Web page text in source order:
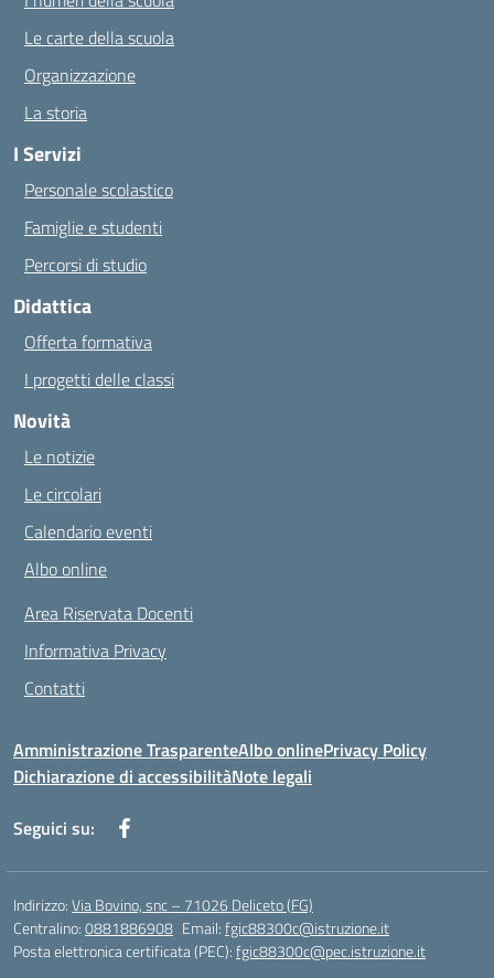
Le carte della scuola
Organizzazione
La storia
I Servizi
Personale scolastico
Famiglie e studenti
Percorsi di studio
Didattica
Offerta formativa
I progetti delle classi
Novità
Le notizie
Le circolari
Calendario eventi
Albo online
Area Riservata Docenti
Informativa Privacy
Contatti
Amministrazione TrasparenteAlbo onlinePrivacy Policy
Dichiarazione di accessibilitàNote legali
Seguici su:
Indirizzo:Via Bovino, snc – 71026 Deliceto (FG)
Centralino:0881886908 Email:fgic88300c@istruzione.it
Posta elettronica certificata (PEC):fgic88300c@pec.istruzione.it